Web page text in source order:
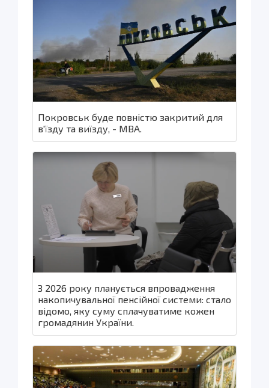
Покровськ буде повністю закритий для
в'їзду та виїзду, - МВА.
З 2026 року планується впровадження
накопичувальної пенсійної системи: стало
відомо, яку суму сплачуватиме кожен
громадянин України.